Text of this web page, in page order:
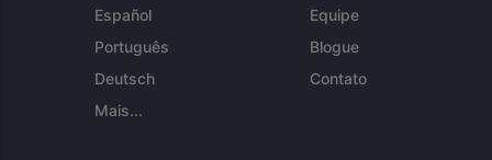
Español
Português
Deutsch
Mais...
Equipe
Blogue
Contato